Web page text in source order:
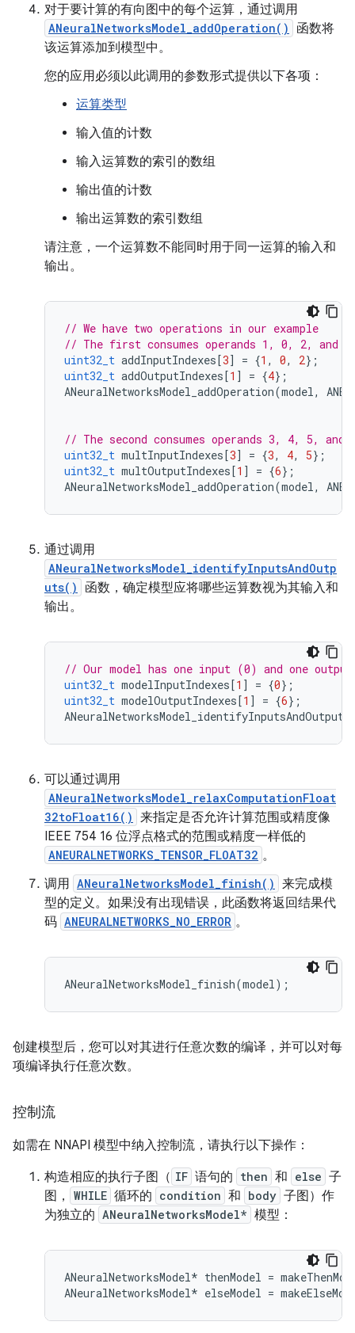
对于要计算的有向图中的每个运算，通过调用
ANeuralNetworksModel_addOperation()
函数将
该运算添加到模型中。
您的应用必须以此调用的参数形式提供以下各项：
运算类型
输入值的计数
输入运算数的索引的数组
输出值的计数
输出运算数的索引数组
请注意，一个运算数不能同时用于同一运算的输入和
输出。
// We have two operations in our example
// The first consumes operands 1, 0, 2, and
uint32_t addInputIndexes[3] = {1 , 0, 2};
uint32_t addOutputIndexes[1 ] = {4};
ANeuralNetworksModel_addOperation(model,
// The second consumes operands 3, 4, 5, and
uint32_t multInputIndexes[3] = {3, 4, 5};
uint32_t multOutputIndexes[1 ] = {6};
ANeuralNetworksModel_addOperation(model,
通过调用
ANeuralNetworksModel_identifyInputsAndOutp
uts()
函数，确定模型应将哪些运算数视为其输入和
输出。
// Our model has one input (0) and one
uint32_t modelInputIndexes[1 ] = {0};
uint32_t modelOutputIndexes[1 ] = {6};
ANeuralNetworksModel_identifyInputsAndOutputs
可以通过调用
ANeuralNetworksModel_relaxComputationFloat
32toFloat16() 来指定是否允许计算范围或精度像
IEEE 754 16 位浮点格式的范围或精度一样低的
ANEURALNETWORKS_TENSOR_FLOAT32 。
调用 ANeuralNetworksModel_finish() 来完成模
型的定义。如果没有出现错误，此函数将返回结果代
码 ANEURALNETWORKS_NO_ERROR 。
ANeuralNetworksModel_finish(model);
创建模型后，您可以对其进行任意次数的编译，并可以对每
项编译执行任意次数。
控制流
如需在 NNAPI 模型中纳入控制流，请执行以下操作：
构造相应的执行子图（ IF 语句的 then 和 else 子
图，
WHILE 循环的 condition 和 body 子图）作
为独立的 ANeuralNetworksModel* 模型：
ANeuralNetworksModel* thenModel =
ANeuralNetworksModel* elseModel =